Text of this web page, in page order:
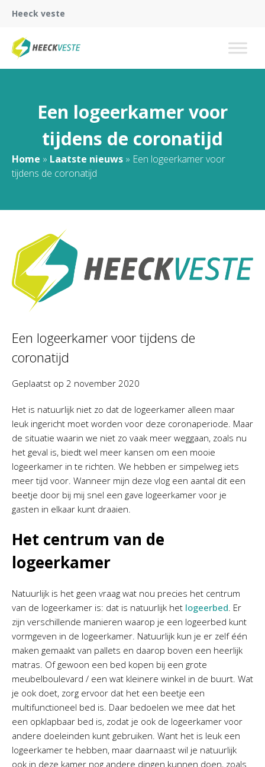
Heeck veste
Een logeerkamer voor
tijdens de coronatijd
Home » Laatste nieuws » Een logeerkamer voor
tijdens de coronatijd
Een logeerkamer voor tijdens de
coronatijd
Geplaatst op 2 november 2020
Het is natuurlijk niet zo dat de logeerkamer alleen maar
leuk ingericht moet worden voor deze coronaperiode. Maar
de situatie waarin we niet zo vaak meer weggaan, zoals nu
het geval is, biedt wel meer kansen om een mooie
logeerkamer in te richten. We hebben er simpelweg iets
meer tijd voor. Wanneer mijn deze vlog een aantal dit een
beetje door bij mij snel een gave logeerkamer voor je
gasten in elkaar kunt draaien.
Het centrum van de
logeerkamer
Natuurlijk is het geen vraag wat nou precies het centrum
van de logeerkamer is: dat is natuurlijk het logeerbed. Er
zijn verschillende manieren waarop je een logeerbed kunt
vormgeven in de logeerkamer. Natuurlijk kun je er zelf één
maken gemaakt van pallets en daarop boven een heerlijk
matras. Of gewoon een bed kopen bij een grote
meubelboulevard / een wat kleinere winkel in de buurt. Wat
je ook doet, zorg ervoor dat het een beetje een
multifunctioneel bed is. Daar bedoelen we mee dat het
een opklapbaar bed is, zodat je ook de logeerkamer voor
andere doeleinden kunt gebruiken. Want het is leuk een
logeerkamer te hebben, maar daarnaast wil je natuurlijk
ook in deze kamer nog andere dingen kunnen doen, zoals